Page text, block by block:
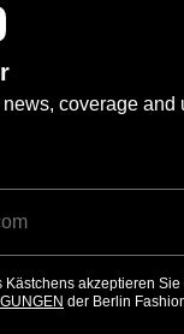
coverage and
Kästchens akzeptieren
der Berlin